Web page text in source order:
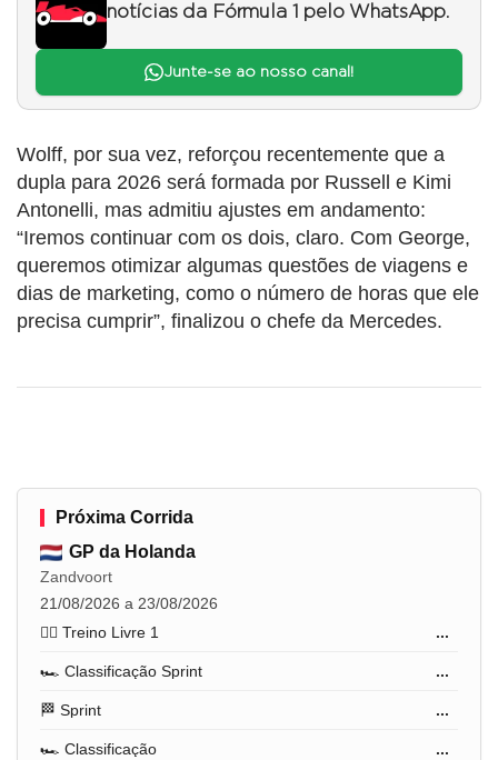
notícias da Fórmula 1 pelo WhatsApp.
Junte-se ao nosso canal!
Wolff, por sua vez, reforçou recentemente que a
dupla para 2026 será formada por Russell e Kimi
Antonelli, mas admitiu ajustes em andamento:
“Iremos continuar com os dois, claro. Com George,
queremos otimizar algumas questões de viagens e
dias de marketing, como o número de horas que ele
precisa cumprir”, finalizou o chefe da Mercedes.
Próxima Corrida
GP da Holanda
Zandvoort
21/08/2026 a 23/08/2026
🏋️‍♂️ Treino Livre 1
...
🏎️ Classificação Sprint ...
🏁 Sprint ...
🏎️ Classificação ...